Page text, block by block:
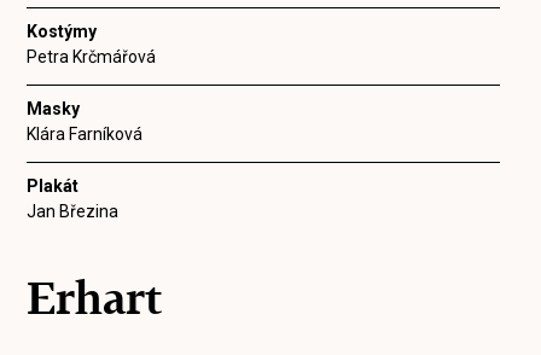
Kostýmy
Petra Krčmářová
Masky
Klára Farníková
Plakát
Jan Březina
Erhart